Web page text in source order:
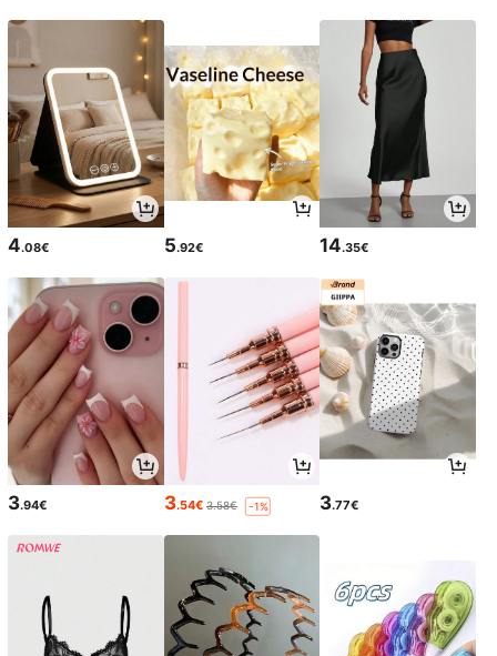
4.08€ 5.92€ 14.35€
3.94€ 3.54€ 3.58€ -1% 3.77€